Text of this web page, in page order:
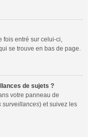
fois entré sur celui-ci,
se trouve en bas de page.
de sujets ?
votre panneau de
surveillances) et suivez les